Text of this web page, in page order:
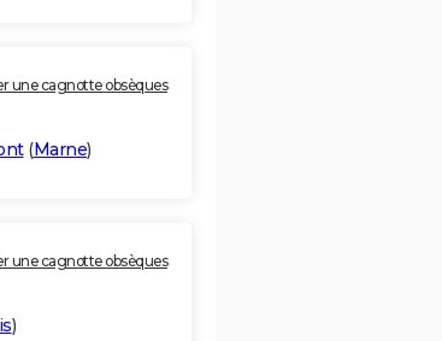
une cagnotte obsèques
(Marne)
une cagnotte obsèques
)